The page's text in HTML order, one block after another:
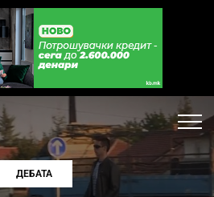
ДЕБАТА